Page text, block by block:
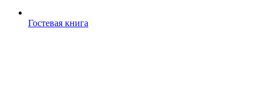
Гостевая книга